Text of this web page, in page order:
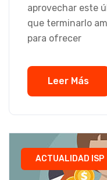
aprovechar este
que terminarlo
para ofrecer
Leer Más
ACTUALIDAD ISP